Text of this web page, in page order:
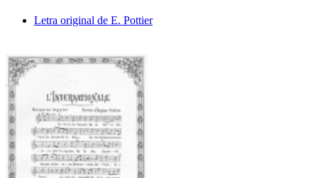
Letra original de E. Pottier